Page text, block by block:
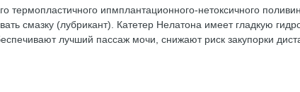
термопластичного ипмплантационного-нетоксичного
смазку (лубрикант). Катетер Нелатона имеет гладкую
лучший пассаж мочи, снижают риск закупорки